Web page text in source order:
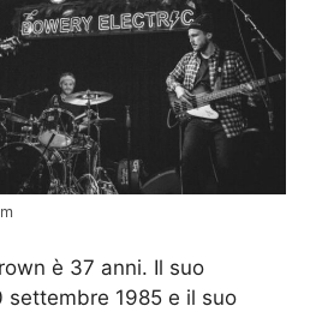
è 37 anni. Il suo
settembre 1985 e il suo